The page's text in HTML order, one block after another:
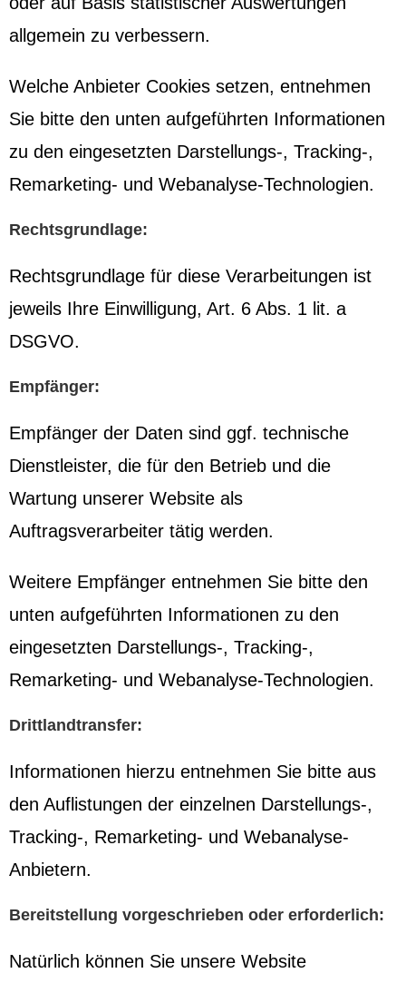
allgemein zu verbessern.
Welche Anbieter Cookies setzen, entnehmen
Sie bitte den unten aufgeführten Informationen
zu den eingesetzten Darstellungs-, Tracking-,
Remarketing- und Webanalyse-Technologien.
Rechtsgrundlage:
Rechtsgrundlage für diese Verarbeitungen ist
jeweils Ihre Einwilligung, Art. 6 Abs. 1 lit. a
DSGVO.
Empfänger:
Empfänger der Daten sind ggf. technische
Dienstleister, die für den Betrieb und die
Wartung unserer Website als
Auftragsverarbeiter tätig werden.
Weitere Empfänger entnehmen Sie bitte den
unten aufgeführten Informationen zu den
eingesetzten Darstellungs-, Tracking-,
Remarketing- und Webanalyse-Technologien.
Drittlandtransfer:
Informationen hierzu entnehmen Sie bitte aus
den Auflistungen der einzelnen Darstellungs-,
Tracking-, Remarketing- und Webanalyse-
Anbietern.
Bereitstellung vorgeschrieben oder erforderlich:
Natürlich können Sie unsere Website